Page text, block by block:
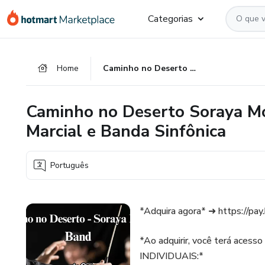
para
para
para
Categorias
Home Caminho no Deserto Soraya Moraes Arranjo para Banda Marcial e Banda Sinfônica
Caminho no Deserto Soraya
Marcial e Banda Sinfônica
Português
*Adquira agora* ➜ https://
*Ao adquirir, você terá
INDIVIDUAIS:*